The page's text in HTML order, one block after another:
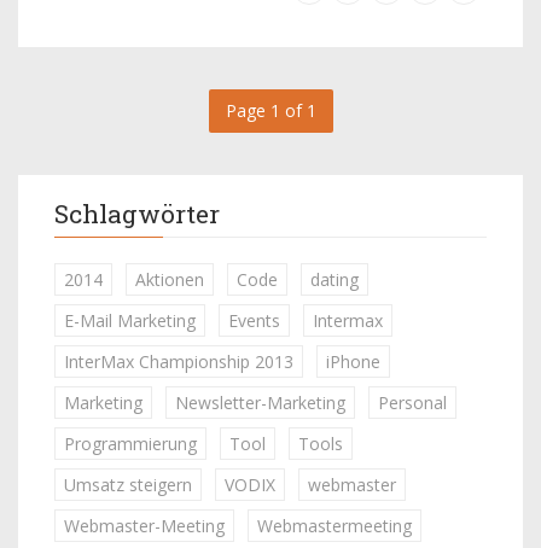
Page 1 of 1
Schlagwörter
2014 Aktionen Code
dating
E-Mail Marketing
Events
Intermax
InterMax Championship 2013
iPhone
Marketing
Newsletter-Marketing
Personal
Programmierung
Tool
Tools
Umsatz steigern
VODIX
webmaster
Webmaster-Meeting
Webmastermeeting